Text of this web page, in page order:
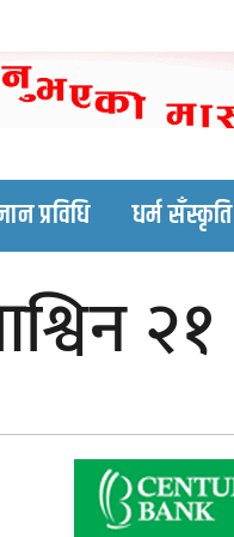
site
प्रविधि धर्म सँस्कृति
२१